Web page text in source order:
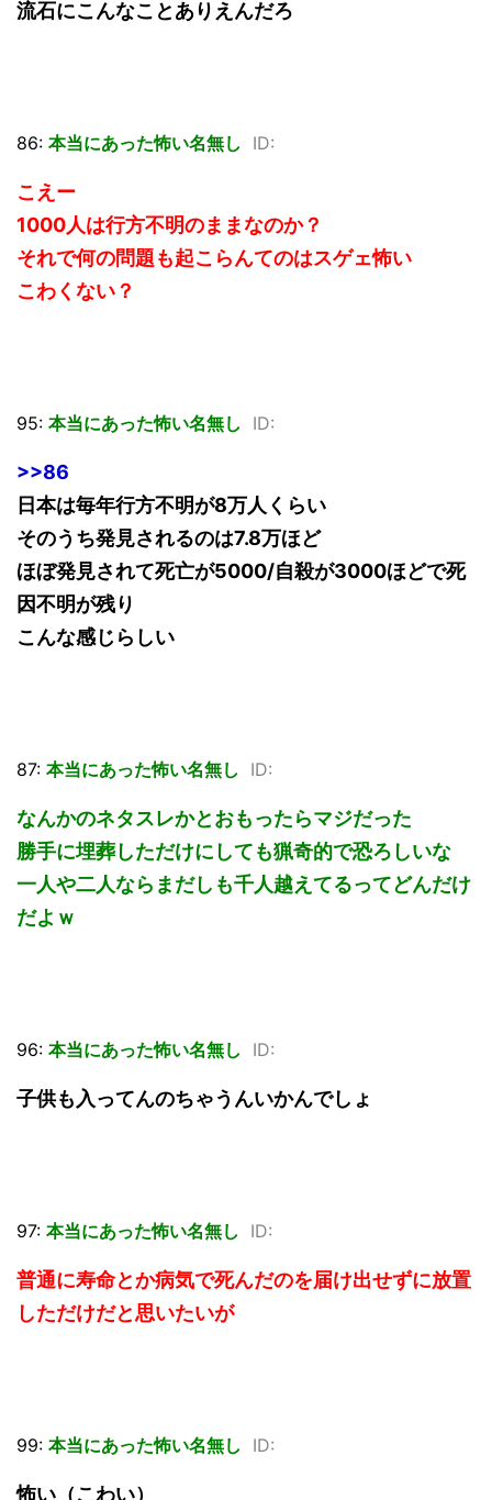
流石にこんなことありえんだろ
86: 本当にあった怖い名無し ID:
こえー
1000人は行方不明のままなのか？
それで何の問題も起こらんてのはスゲェ怖い
こわくない？
95: 本当にあった怖い名無し ID:
>>86
日本は毎年行方不明が8万人くらい
そのうち発見されるのは7.8万ほど
ほぼ発見されて死亡が5000/自殺が3000ほどで死
因不明が残り
こんな感じらしい
87: 本当にあった怖い名無し ID:
なんかのネタスレかとおもったらマジだった
勝手に埋葬しただけにしても猟奇的で恐ろしいな
一人や二人ならまだしも千人越えてるってどんだけ
だよｗ
96: 本当にあった怖い名無し ID:
子供も入ってんのちゃうんいかんでしょ
97: 本当にあった怖い名無し ID:
普通に寿命とか病気で死んだのを届け出せずに放置
しただけだと思いたいが
99: 本当にあった怖い名無し ID:
怖い（こわい）